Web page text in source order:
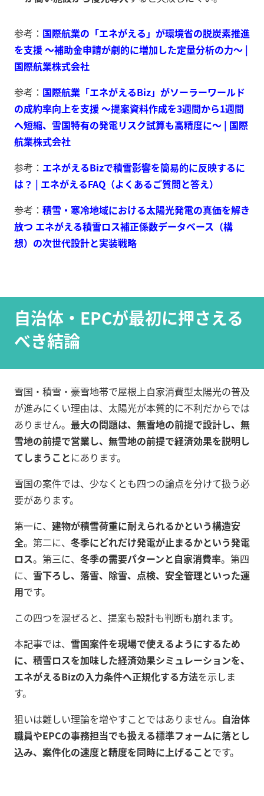
参考： 国際航業の「エネがえる」が環境省の脱炭素推進
を支援 ～補助金申請が劇的に増加した定量分析の力～ |
国際航業株式会社
参考： 国際航業「エネがえるBiz」がソーラーワールド
の成約率向上を支援 ～提案資料作成を3週間から1週間
へ短縮、雪国特有の発電リスク試算も高精度に～ | 国際
航業株式会社
参考： エネがえるBizで積雪影響を簡易的に反映するに
は？ | エネがえるFAQ（よくあるご質問と答え）
参考： 積雪・寒冷地域における太陽光発電の真価を解き
放つ エネがえる積雪ロス補正係数データベース（構
想）の次世代設計と実装戦略
自治体・EPCが最初に押さえる
べき結論
雪国・積雪・豪雪地帯で屋根上自家消費型太陽光の普及
が進みにくい理由は、太陽光が本質的に不利だからでは
ありません。 最大の問題は、無雪地の前提で設計し、無
雪地の前提で営業し、無雪地の前提で経済効果を説明し
てしまうことにあります。
雪国の案件では、少なくとも四つの論点を分けて扱う必
要があります。
第一に、 建物が積雪荷重に耐えられるかという構造安
全。第二に、 冬季にどれだけ発電が止まるかという発電
ロス。第三に、 冬季の需要パターンと自家消費率。第四
に、 雪下ろし、落雪、除雪、点検、安全管理といった運
用です。
この四つを混ぜると、提案も設計も判断も崩れます。
本記事では、 雪国案件を現場で使えるようにするため
に、積雪ロスを加味した経済効果シミュレーションを、
エネがえるBizの入力条件へ正規化する方法を示しま
す。
狙いは難しい理論を増やすことではありません。 自治体
職員やEPCの事務担当でも扱える標準フォームに落とし
込み、案件化の速度と精度を同時に上げることです。